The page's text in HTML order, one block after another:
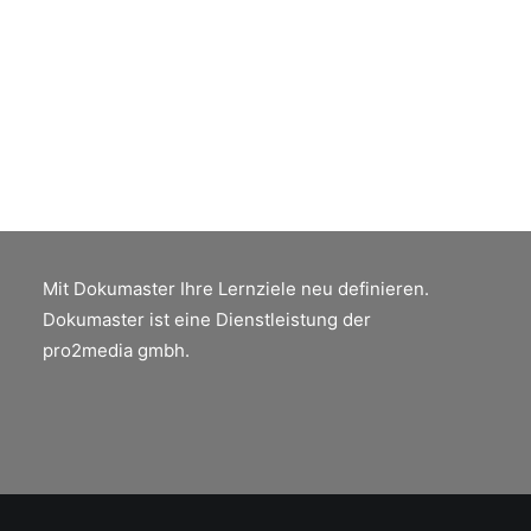
Mit Dokumaster Ihre Lernziele neu definieren.
Dokumaster ist eine Dienstleistung der
pro2media gmbh.